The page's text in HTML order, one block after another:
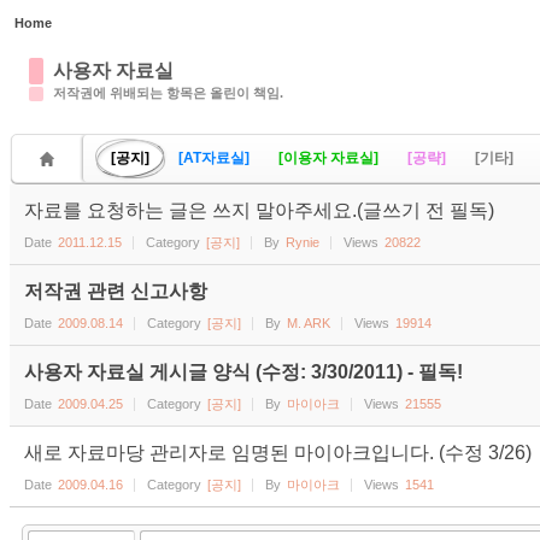
Home
사용자 자료실
저작권에 위배되는 항목은 올린이 책임.
[공지] [AT자료실] [이용자 자료실] [공략] [기타]
자료를 요청하는 글은 쓰지 말아주세요.(글쓰기 전 필독)
Date 2011.12.15 Category [공지] By Rynie Views 20822
저작권 관련 신고사항
Date 2009.08.14 Category [공지] By M. ARK Views 19914
사용자 자료실 게시글 양식 (수정: 3/30/2011) - 필독!
Date 2009.04.25 Category [공지] By 마이아크 Views 21555
새로 자료마당 관리자로 임명된 마이아크입니다. (수정 3/26)
Date 2009.04.16 Category [공지] By 마이아크 Views 1541
Sketchbook5, 스케치북5
Sketchbook5, 스케치북5